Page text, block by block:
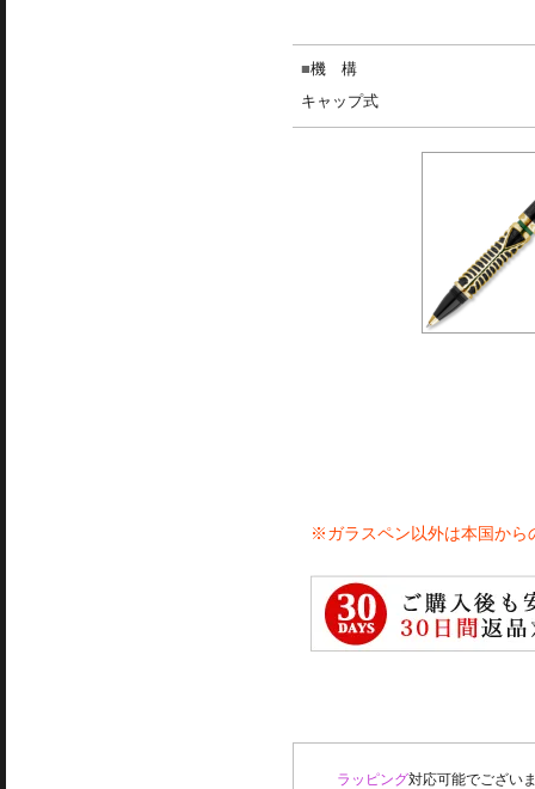
機 構
キャップ式
※ガラスペン以外は本国から
ラッピング対応可能でござい